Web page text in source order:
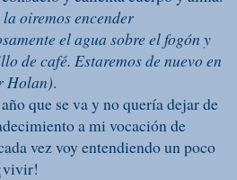
oiremos encender
el agua sobre el fogón y
de café. Estaremos de nuevo en
Holan).
que se va y no quería dejar de
a mi vocación de
vez voy entendiendo un poco